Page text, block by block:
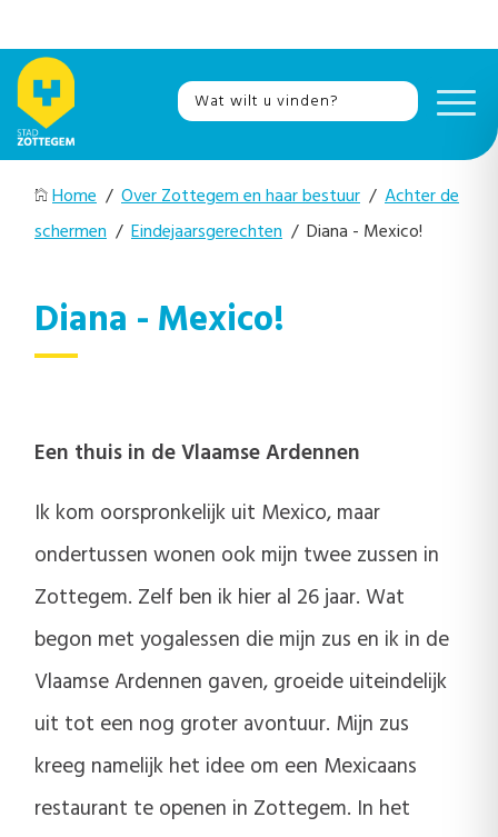
Home / Over Zottegem en haar bestuur / Achter de
schermen / Eindejaarsgerechten / Diana - Mexico!
Diana - Mexico!
Een thuis in de Vlaamse Ardennen
Ik kom oorspronkelijk uit Mexico, maar
ondertussen wonen ook mijn twee zussen in
Zottegem. Zelf ben ik hier al 26 jaar. Wat
begon met yogalessen die mijn zus en ik in de
Vlaamse Ardennen gaven, groeide uiteindelijk
uit tot een nog groter avontuur. Mijn zus
kreeg namelijk het idee om een Mexicaans
restaurant te openen in Zottegem. In het